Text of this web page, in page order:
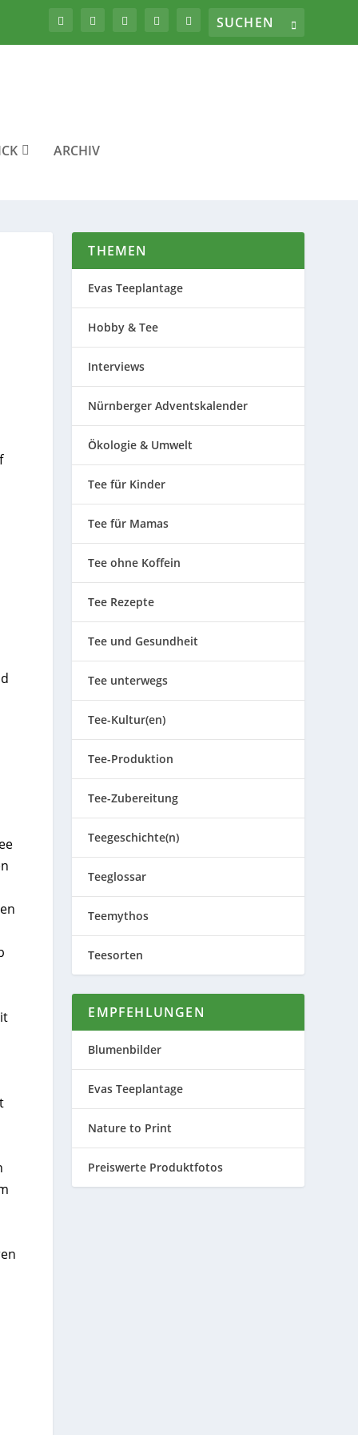
ARCHIV
THEMEN
Evas Teeplantage
Hobby & Tee
Interviews
Nürnberger Adventskalender
Ökologie & Umwelt
Tee für Kinder
Tee für Mamas
Tee ohne Koffein
Tee Rezepte
Tee und Gesundheit
Tee unterwegs
Tee-Kultur(en)
Tee-Produktion
Tee-Zubereitung
Teegeschichte(n)
Teeglossar
Teemythos
Teesorten
EMPFEHLUNGEN
Blumenbilder
Evas Teeplantage
Nature to Print
Preiswerte Produktfotos